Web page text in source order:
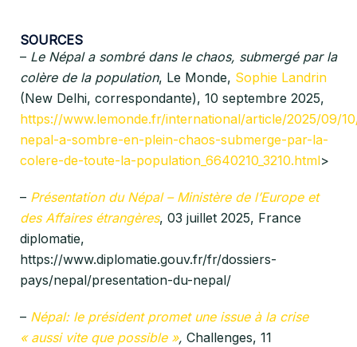
SOURCES
– Le Népal a sombré dans le chaos, submergé par la
colère de la population, Le Monde, Sophie Landrin
(New Delhi, correspondante), 10 septembre 2025,
https://www.lemonde.fr/international/article/2025/09/
nepal-a-sombre-en-plein-chaos-submerge-par-la-
colere-de-toute-la-population_6640210_3210.html>
– Présentation du Népal – Ministère de l’Europe et
des Affaires étrangères, 03 juillet 2025, France
diplomatie,
https://www.diplomatie.gouv.fr/fr/dossiers-
pays/nepal/presentation-du-nepal/
– Népal: le président promet une issue à la crise
« aussi vite que possible », Challenges, 11